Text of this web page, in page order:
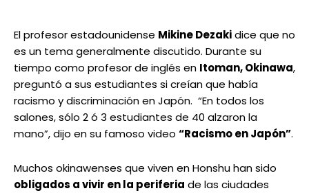
El profesor estadounidense Mikine Dezakidice que no
es un tema generalmente discutido. Durante su
tiempo como profesor de inglés en Itoman, Okinawa,
preguntó a sus estudiantes si creían que había
racismo y discriminación en Japón. “En todos los
salones, sólo 2 ó 3 estudiantes de 40 alzaron la
mano”, dijo en su famoso video “Racismo en Japón”.
Muchos okinawenses que viven en Honshu han sido
obligados a vivir en la periferia de las ciudades